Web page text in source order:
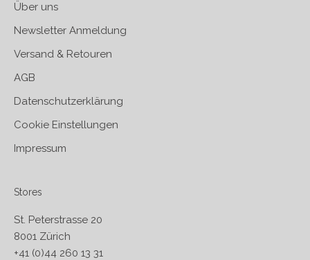
Über uns
Newsletter Anmeldung
Versand & Retouren
AGB
Datenschutzerklärung
Cookie Einstellungen
Impressum
Stores
St. Peterstrasse 20
8001 Zürich
+41 (0)44 260 13 31